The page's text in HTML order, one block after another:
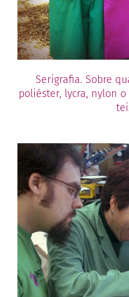
Serigrafia. Sobre
poliéster, lycra, nylon